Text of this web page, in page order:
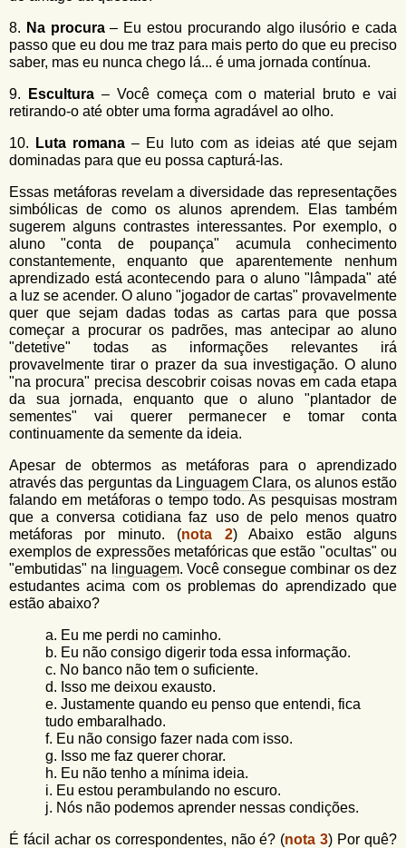
8. Na procura– Eu estou procurando algo ilusório e cada
passo que eu dou me traz para mais perto do que eu preciso
saber, mas eu nunca chego lá... é uma jornada contínua.
9. Escultura– Você começa com o material bruto e vai
retirando-o até obter uma forma agradável ao olho.
10. Luta romana – Eu luto com as ideias até que sejam
dominadas para que eu possa capturá-las.
Essas metáforas revelam a diversidade das representações
simbólicas de como os alunos aprendem. Elas também
sugerem alguns contrastes interessantes. Por exemplo, o
aluno "conta de poupança" acumula conhecimento
constantemente, enquanto que aparentemente nenhum
aprendizado está acontecendo para o aluno "lâmpada" até
a luz se acender. O aluno "jogador de cartas" provavelmente
quer que sejam dadas todas as cartas para que possa
começar a procurar os padrões, mas antecipar ao aluno
"detetive" todas as informações relevantes irá
provavelmente tirar o prazer da sua investigação. O aluno
"na procura" precisa descobrir coisas novas em cada etapa
da sua jornada, enquanto que o aluno "plantador de
sementes" vai querer permanecer e tomar conta
continuamente da semente da ideia.
Apesar de obtermos as metáforas para o aprendizado
através das perguntas da Linguagem Clara, os alunos estão
falando em metáforas o tempo todo. As pesquisas mostram
que a conversa cotidiana faz uso de pelo menos quatro
metáforas por minuto. (nota 2) Abaixo estão alguns
exemplos de expressões metafóricas que estão "ocultas" ou
"embutidas" na
linguagem. Você consegue combinar os dez
estudantes acima com os problemas do aprendizado que
estão abaixo?
a. Eu me perdi no caminho.
b. Eu não consigo digerir toda essa informação.
c. No banco não tem o suficiente.
d. Isso me deixou exausto.
e. Justamente quando eu penso que entendi, fica
tudo embaralhado.
f. Eu não consigo fazer nada com isso.
g. Isso me faz querer chorar.
h. Eu não tenho a mínima ideia.
i. Eu estou perambulando no escuro.
j. Nós não podemos aprender nessas condições.
É fácil achar os correspondentes, não é? (nota 3) Por quê?